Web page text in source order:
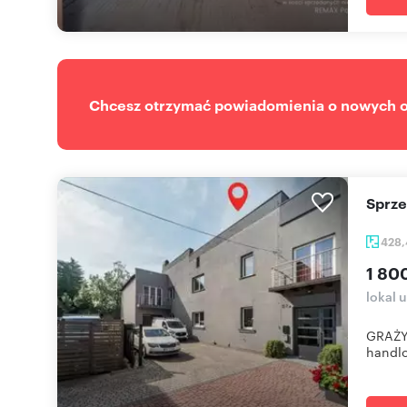
Chcesz otrzymać powiadomienia o nowych
1
lokal